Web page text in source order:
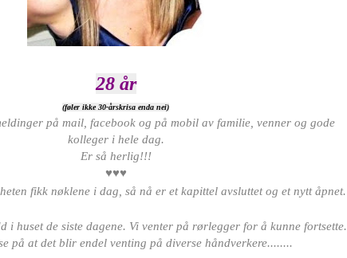
28 år
(føler ikke 30-årskrisa enda nei)
på mail, facebook og på mobil av familie, venner og gode
kolleger i hele dag.
Er så herlig!!!
♥♥♥
fikk nøklene i dag, så nå er et kapittel avsluttet og et nytt åpnet.
i huset de siste dagene. Vi venter på rørlegger for å kunne fortsette.
på at det blir endel venting på diverse håndverkere........